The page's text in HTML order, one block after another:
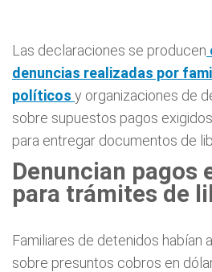
Las declaraciones se producen
denuncias realizadas por
políticos y organizaciones de
sobre supuestos pagos
para entregar documentos de
Denuncian pagos
para trámites de
Familiares de detenidos habían
sobre presuntos cobros en